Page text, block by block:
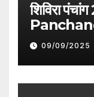
शिविरा
09/09/2025